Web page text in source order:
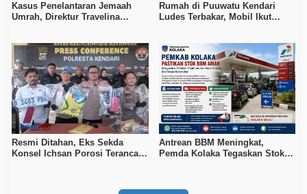
Kasus Penelantaran Jemaah
Umrah, Direktur Travelina
Rumah di Puuwatu Kendari
Ludes Terbakar, Mobil Ikut
Resmi Ditahan, Eks Sekda
Konsel Ichsan Porosi Terancam
Antrean BBM Meningkat,
Pemda Kolaka Tegaskan Stok